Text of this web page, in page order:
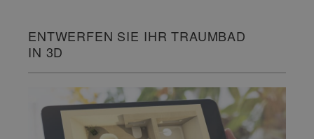
ENTWERFEN SIE IHR TRAUMBAD
IN 3D